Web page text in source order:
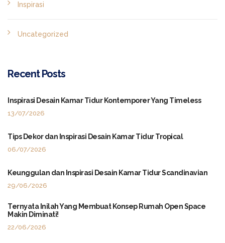
Inspirasi
Uncategorized
Recent Posts
Inspirasi Desain Kamar Tidur Kontemporer Yang Timeless
13/07/2026
Tips Dekor dan Inspirasi Desain Kamar Tidur Tropical
06/07/2026
Keunggulan dan Inspirasi Desain Kamar Tidur Scandinavian
29/06/2026
Ternyata Inilah Yang Membuat Konsep Rumah Open Space
Makin Diminati!
22/06/2026